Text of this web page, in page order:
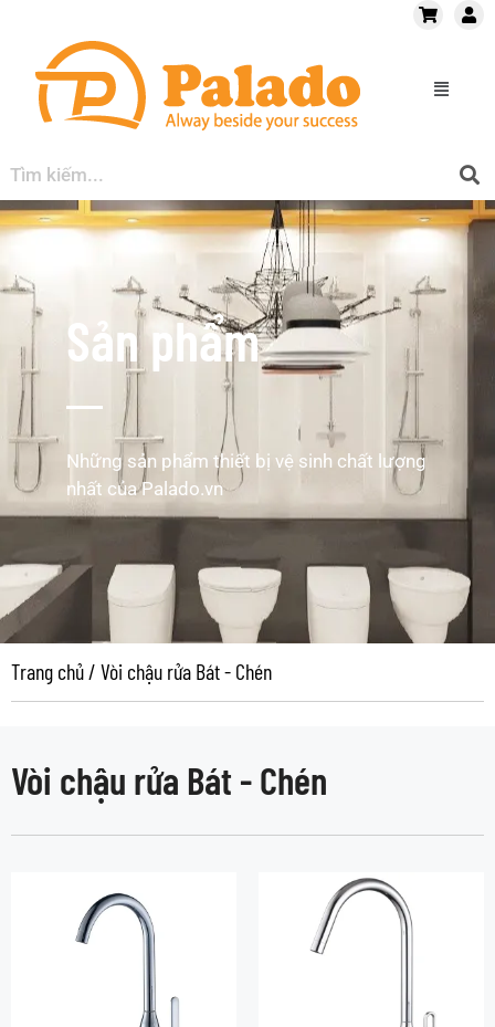
Sản phẩm
Những sản phẩm thiết bị vệ sinh chất lượng
nhất của Palado.vn
Trang chủ / Vòi chậu rửa Bát - Chén
Vòi chậu rửa Bát - Chén